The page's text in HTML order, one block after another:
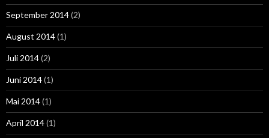
September 2014(2)
August 2014(1)
Juli 2014(2)
Juni 2014(1)
Mai 2014(1)
April 2014(1)